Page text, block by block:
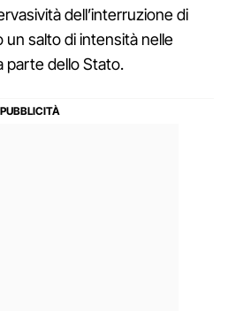
dell’interruzione di
salto di intensità nelle
parte dello Stato.